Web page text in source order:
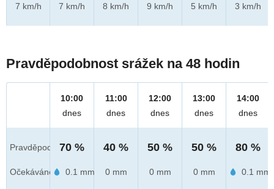
7 km/h
7 km/h
8 km/h
9 km/h
5 km/h
3 km/h
Pravděpodobnost srážek na 48 hodin
Pravděpod.
Očekáváno
10:00
dnes
70 %
0.1 mm
11:00
dnes
40 %
0 mm
12:00
dnes
50 %
0 mm
13:00
dnes
50 %
0 mm
14:00
dnes
80 %
0.1 mm